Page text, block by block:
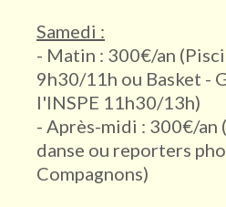
Samedi :
- Matin : 300€/an
9h30/11h ou Basket -
l'INSPE 11h30/13h)
- Après-midi : 300€/an
danse ou reporters
Compagnons)